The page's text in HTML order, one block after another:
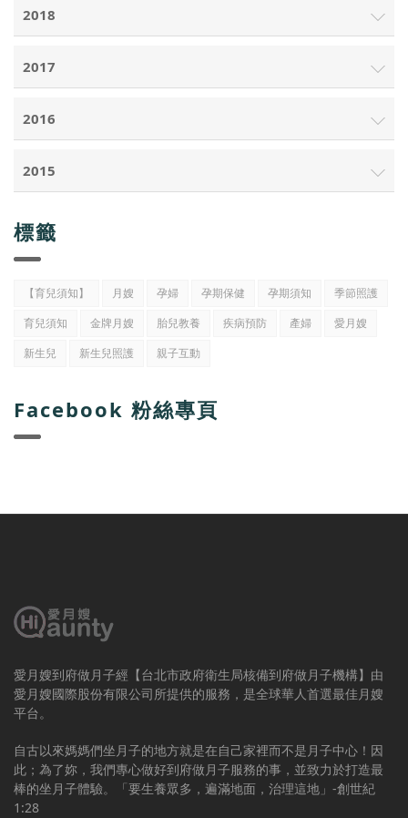
2018
2017
2016
2015
標籤
【育兒須知】 月嫂 孕婦 孕期保健 孕期須知
季節照護
育兒須知
金牌月嫂 胎兒教養 疾病預防 產婦
愛月嫂
新生兒
新生兒照護 親子互動
Facebook 粉絲專頁
愛月嫂到府做月子經【台北市政府衛生局核備到府做月子機構】由
愛月嫂國際股份有限公司所提供的服務，是全球華人首選最佳月嫂
平台。
自古以來媽媽們坐月子的地方就是在自己家裡而不是月子中心！因
此；為了妳，我們專心做好到府做月子服務的事，並致力於打造最
棒的坐月子體驗。「要生養眾多，遍滿地面，治理這地」-創世紀
1:28